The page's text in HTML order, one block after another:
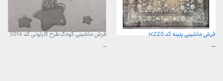
فرش ماشینی پتینه کد sc220
–محدوده
فرش ماشینی کودک طرح کارتونی کد 5016
–محدوده